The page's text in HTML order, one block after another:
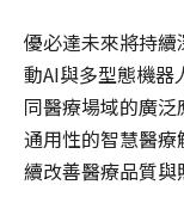
優必達未來將持續
動AI與多型態機器
同醫療場域的廣
通用性的智慧醫
續改善醫療品質與